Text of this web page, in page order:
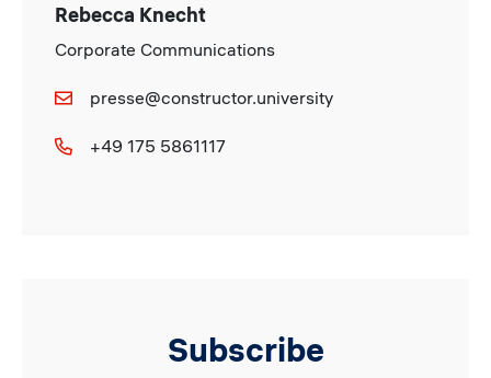
Rebecca Knecht
Corporate Communications
presse@constructor.university
+49 175 5861117
Subscribe